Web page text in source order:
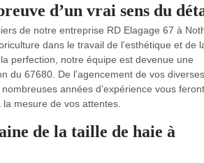
d’un vrai sens du
de notre entreprise RD Elagage 67 à
dans le travail de l’esthétique et de
perfection, notre équipe est devenue une
du 67680. De l’agencement de vos diverses
années d’expérience vous feront
mesure de vos attentes.
de la taille de haie à